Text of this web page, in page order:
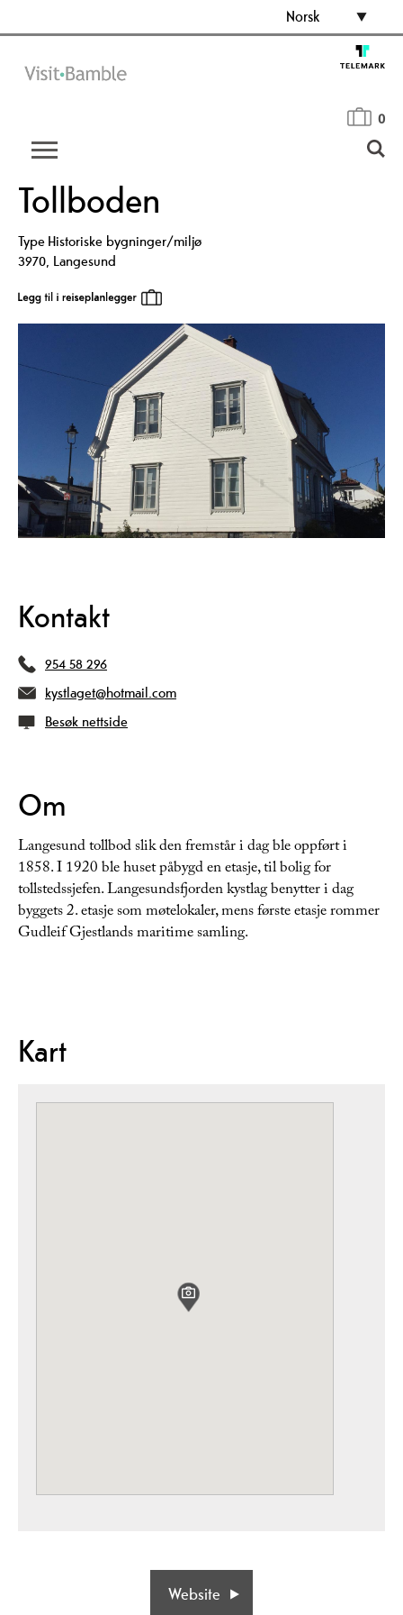
Norsk
0
Tollboden
TypeHistoriske bygninger/miljø
3970, Langesund
Kontakt
954 58 296
kystlaget@hotmail.com
Besøk nettside
Om
Langesund tollbod slik den fremstår i dag ble oppført i
1858. I 1920 ble huset påbygd en etasje, til bolig for
tollstedssjefen. Langesundsfjorden kystlag benytter i dag
byggets 2. etasje som møtelokaler, mens første etasje rommer
Gudleif Gjestlands maritime samling.
Kart
Website